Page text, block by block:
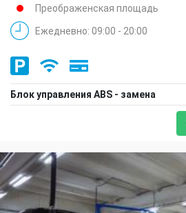
Преображенская площадь
Ежедневно: 09:00 - 20:00
Блок управления ABS - замена